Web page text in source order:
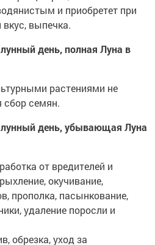
и приобретет при
выпечка.
день, полная Луна в
растениями не
сбор семян.
день, убывающая Луна
от вредителей и
окучивание,
прополка, пасынкование,
удаление поросли и
обрезка, уход за